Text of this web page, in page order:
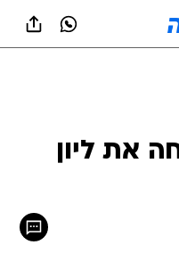
את ליון